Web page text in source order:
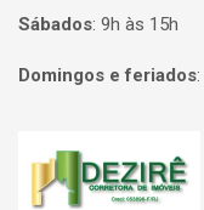
Sábados: 9h às 15h
Domingos e feriados:
Página inicial